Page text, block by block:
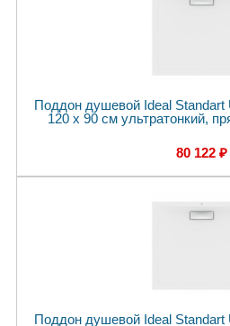
Поддон душевой Ideal Standart
120 x 90 см ультратонкий,
80 122 ₽
Поддон душевой Ideal Standart